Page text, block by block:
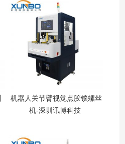
机器人关节臂视觉点胶锁螺丝
机-深圳讯博科技